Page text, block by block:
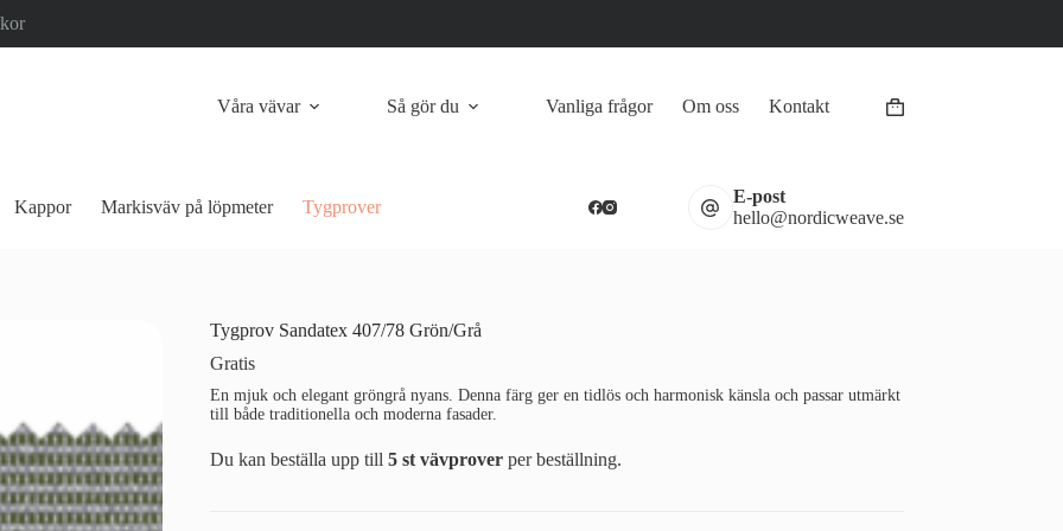
Våra vävar Så gör du Vanliga frågor Om oss Kontakt Varukorg
Kappor Markisväv på löpmeter Tygprover
E-post
hello@nordicweave.se
Tygprov Sandatex 407/78 Grön/Grå
Gratis
En mjuk och elegant gröngrå nyans. Denna färg ger en tidlös och harmonisk känsla och passar utmärkt
till både traditionella och moderna fasader.
Du kan beställa upp till 5 st vävproverper beställning.